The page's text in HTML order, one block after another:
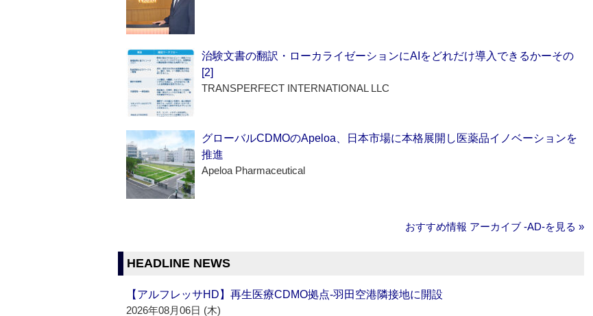
治験文書の翻訳・ローカライゼーションにAIをどれだけ導入できるかーその
[2]
TRANSPERFECT INTERNATIONAL LLC
グローバルCDMOのApeloa、日本市場に本格展開し医薬品イノベーションを
推進
Apeloa Pharmaceutical
おすすめ情報 アーカイブ ‐AD‐を見る »
HEADLINE NEWS
【アルフレッサHD】再生医療CDMO拠点‐羽田空港隣接地に開設
2026年08月06日 (木)